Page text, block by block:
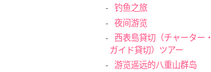
钓鱼之旅
夜间游览
西表島貸切（チャーター・
ガイド貸切）ツアー
游览遥远的八重山群岛